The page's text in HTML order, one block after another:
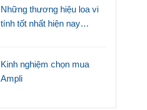
Những thương hiệu loa vi
tính tốt nhất hiện nay
Kinh nghiệm chọn mua
Ampli